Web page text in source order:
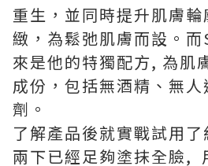
重生，並同時提升肌膚
緻，為鬆弛肌膚而設。
來是他的特獨配方, 為肌
成份，包括無酒精、無
劑。
了解產品後就實戰試用
兩下已經足夠塗抹全臉,